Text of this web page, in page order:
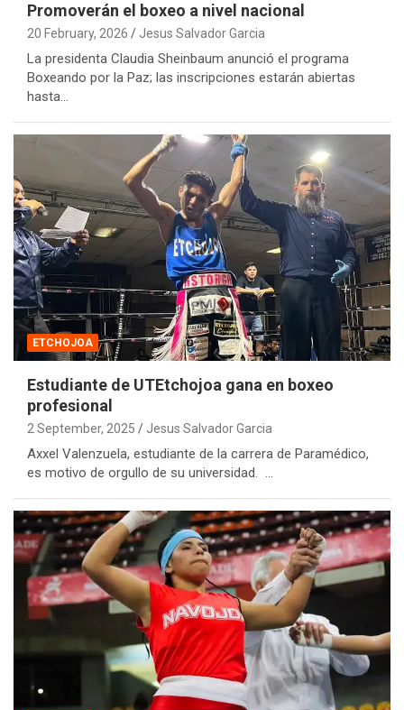
Promoverán el boxeo a nivel nacional
20 February, 2026 Jesus Salvador Garcia
La presidenta Claudia Sheinbaum anunció el programa
Boxeando por la Paz; las inscripciones estarán abiertas
hasta…
ETCHOJOA
Estudiante de UTEtchojoa gana en boxeo
profesional
2 September, 2025 Jesus Salvador Garcia
Axxel Valenzuela, estudiante de la carrera de Paramédico,
es motivo de orgullo de su universidad. …